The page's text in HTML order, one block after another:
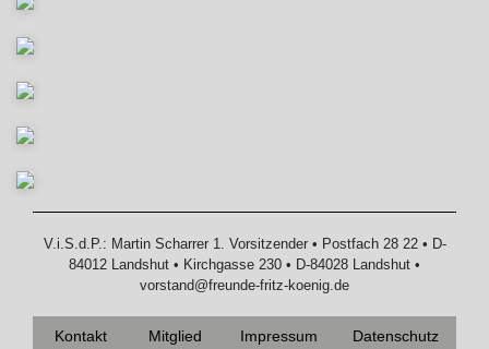
V.i.S.d.P.: Martin Scharrer 1. Vorsitzender • Postfach 28 22 • D-
84012 Landshut • Kirchgasse 230 • D-84028 Landshut •
vorstand@freunde-fritz-koenig.de
Kontakt
Mitglied
Impressum Datenschutz